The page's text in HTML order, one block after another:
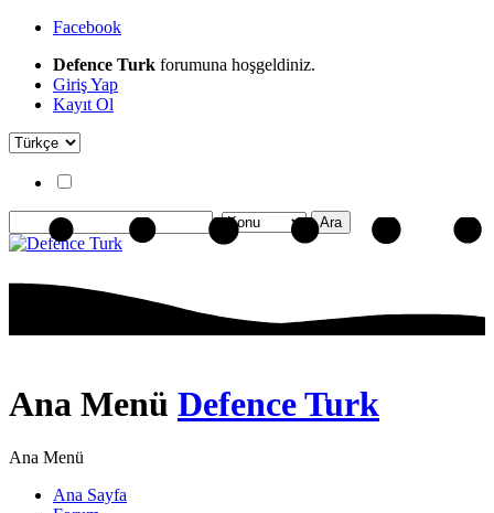
Facebook
Defence Turk forumuna hoşgeldiniz.
Giriş Yap
Kayıt Ol
Ana Menü Defence Turk
Ana Menü
Ana Sayfa